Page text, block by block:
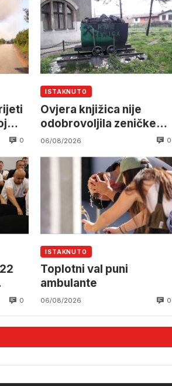
0
ISTAKNUTO
Ovjera knjižica nije
odobrovoljila zeničke
rudare u jami Raspotočje
06/08/2026 0
0
ISTAKNUTO
Toplotni val puni
ambulante
06/08/2026 0